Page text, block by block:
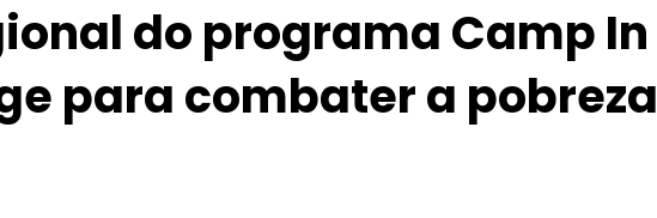
do programa Camp In
para combater a pobreza